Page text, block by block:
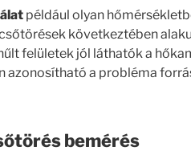
például olyan
következtében
felületek jól láthatók a
azonosítható a probléma
bemérés